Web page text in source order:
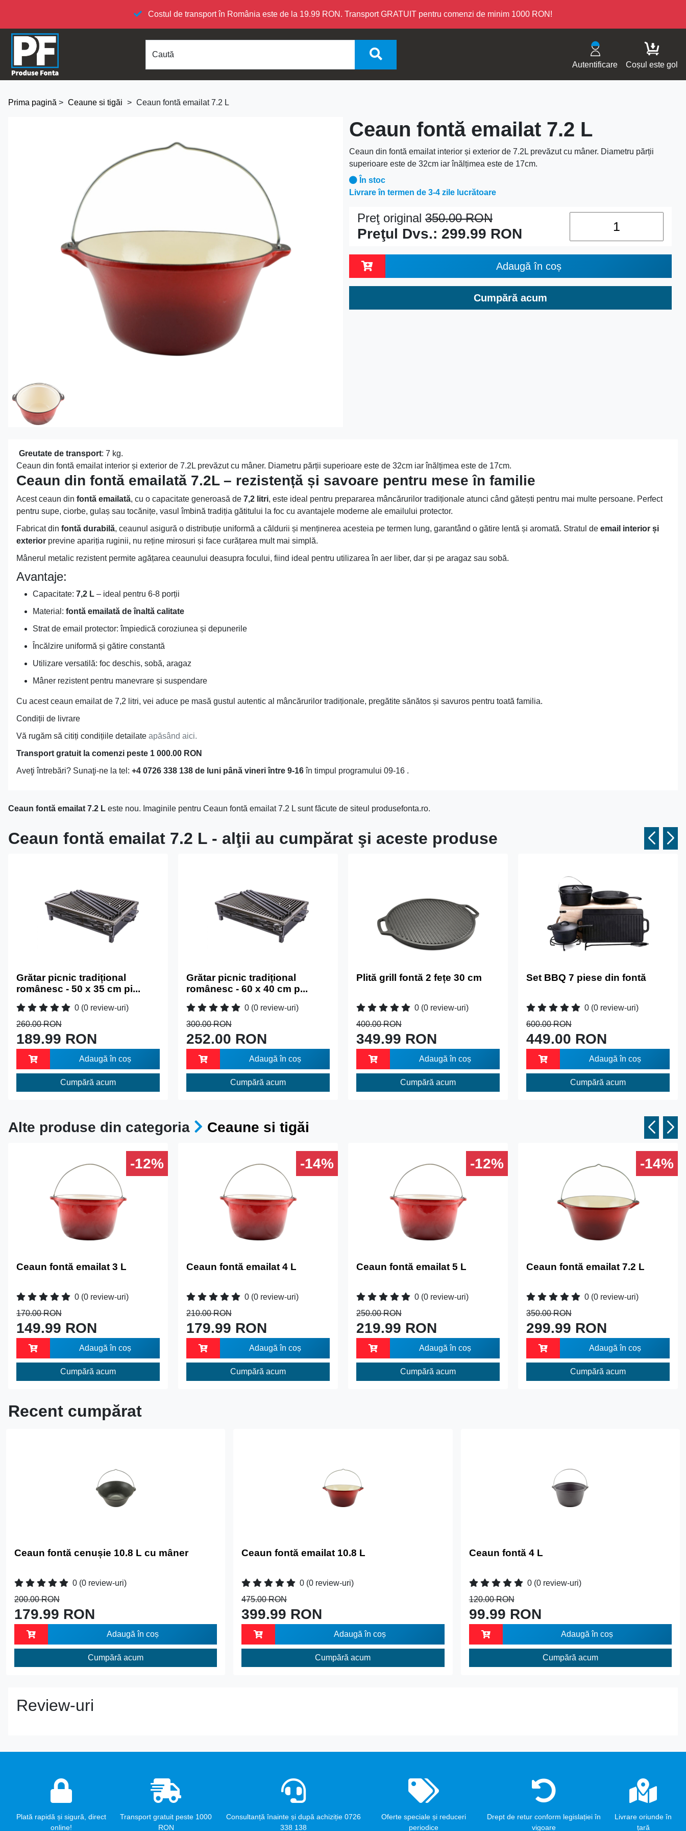
Costul de transport în România este de la 19.99 RON. Transport GRATUIT pentru comenzi de minim 1000 RON!
Caută
Autentificare
Coșul este gol
Prima pagină > Ceaune si tigăi > Ceaun fontă emailat 7.2 L
Ceaun fontă emailat 7.2 L
Ceaun din fontă emailat interior și exterior de 7.2L prevăzut cu mâner. Diametru părții
superioare este de 32cm iar înălțimea este de 17cm.
În stoc
Livrare în termen de 3-4 zile lucrătoare
Preţ original 350.00RON
Preţul Dvs.: 299.99 RON
Adaugă în coș
Cumpără acum
Greutate de transport: 7 kg.
Ceaun din fontă emailat interior și exterior de 7.2L prevăzut cu mâner. Diametru părții superioare este de 32cm iar înălțimea este de 17cm.
Ceaun din fontă emailată 7.2L – rezistență și savoare pentru mese în familie
Acest ceaun din fontă emailată, cu o capacitate generoasă de 7,2 litri, este ideal pentru prepararea mâncărurilor tradiționale atunci când gătești pentru mai multe persoane. Perfect
pentru supe, ciorbe, gulaș sau tocănițe, vasul îmbină tradiția gătitului la foc cu avantajele moderne ale emailului protector.
Fabricat din fontă durabilă, ceaunul asigură o distribuție uniformă a căldurii și menținerea acesteia pe termen lung, garantând o gătire lentă și aromată. Stratul de email interior și
exterior previne apariția ruginii, nu reține mirosuri și face curățarea mult mai simplă.
Mânerul metalic rezistent permite agățarea ceaunului deasupra focului, fiind ideal pentru utilizarea în aer liber, dar și pe aragaz sau sobă.
Avantaje:
Capacitate: 7,2 L – ideal pentru 6-8 porții
Material: fontă emailată de înaltă calitate
Strat de email protector: împiedică coroziunea și depunerile
Încălzire uniformă și gătire constantă
Utilizare versatilă: foc deschis, sobă, aragaz
Mâner rezistent pentru manevrare și suspendare
Cu acest ceaun emailat de 7,2 litri, vei aduce pe masă gustul autentic al mâncărurilor tradiționale, pregătite sănătos și savuros pentru toată familia.
Condiții de livrare
Vă rugăm să citiți condițiile detailate apăsând aici.
Transport gratuit la comenzi peste 1 000.00 RON
Aveţi întrebări? Sunaţi-ne la tel: +4 0726 338 138 de luni până vineri între 9-16în timpul programului 09-16 .
Ceaun fontă emailat 7.2 L este nou. Imaginile pentru Ceaun fontă emailat 7.2 L sunt făcute de siteul produsefonta.ro.
Ceaun fontă emailat 7.2 L - alţii au cumpărat şi aceste produse
Grătar picnic tradițional
românesc - 50 x 35 cm pi...
0 (0 review-uri)
260.00 RON
189.99 RON
Adaugă în coș
Cumpără acum
Grătar picnic tradițional
românesc - 60 x 40 cm p...
0 (0 review-uri)
300.00 RON
252.00 RON
Adaugă în coș
Cumpără acum
Plită grill fontă 2 fețe 30 cm
0 (0 review-uri)
400.00 RON
349.99 RON
Adaugă în coș
Cumpără acum
Set BBQ 7 piese din fontă
0 (0 review-uri)
600.00 RON
449.00 RON
Adaugă în coș
Cumpără acum
Alte produse din categoria Ceaune si tigăi
-12%
Ceaun fontă emailat 3 L
0 (0 review-uri)
170.00 RON
149.99 RON
Adaugă în coș
Cumpără acum
-14%
Ceaun fontă emailat 4 L
0 (0 review-uri)
210.00 RON
179.99 RON
Adaugă în coș
Cumpără acum
-12%
Ceaun fontă emailat 5 L
0 (0 review-uri)
250.00 RON
219.99 RON
Adaugă în coș
Cumpără acum
-14%
Ceaun fontă emailat 7.2 L
0 (0 review-uri)
350.00 RON
299.99 RON
Adaugă în coș
Cumpără acum
Recent cumpărat
Ceaun fontă cenușie 10.8 L cu mâner
0 (0 review-uri)
200.00 RON
179.99 RON
Adaugă în coș
Cumpără acum
Ceaun fontă emailat 10.8 L
0 (0 review-uri)
475.00 RON
399.99 RON
Adaugă în coș
Cumpără acum
Ceaun fontă 4 L
0 (0 review-uri)
120.00 RON
99.99 RON
Adaugă în coș
Cumpără acum
Review-uri
Plată rapidă și sigură, direct
online!
Transport gratuit peste 1000
RON
Consultanță înainte și după achiziție 0726
338 138
Oferte speciale și reduceri
periodice
Drept de retur conform legislației în
vigoare
Livrare oriunde în
țară